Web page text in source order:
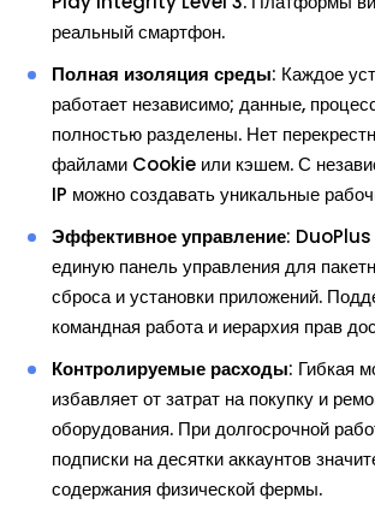
реальный смартфон.
Полная изоляция среды: Каждое
работает независимо; данные,
полностью разделены. Нет
файлами Cookie или кэшем. С
IP можно создавать уникальные
Эффективное управление: DuoPlus
единую панель управления для
сброса и установки приложений.
командная работа и иерархия прав
Контролируемые расходы: Гибкая
избавляет от затрат на покупку и
оборудования. При долгосрочной
подписки на десятки аккаунтов
содержания физической фермы.